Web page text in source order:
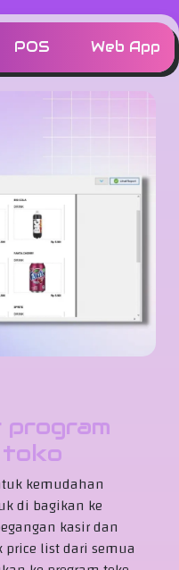
POS Web App
kemudahan
di bagikan ke
kasir dan
list dari semua